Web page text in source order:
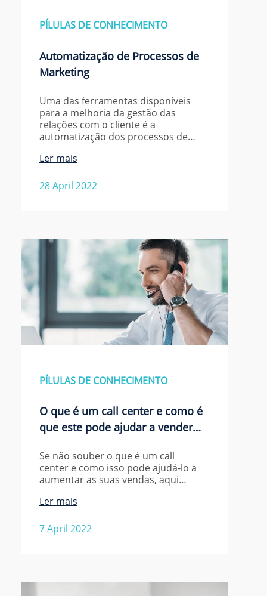
PÍLULAS DE CONHECIMENTO
Automatização de Processos de
Marketing
Uma das ferramentas disponíveis
para a melhoria da gestão das
relações com o cliente é a
automatização dos processos de…
28 April 2022
Ler mais
PÍLULAS DE CONHECIMENTO
O que é um call center e como é
que este pode ajudar a vender…
Se não souber o que é um call
center e como isso pode ajudá-lo a
aumentar as suas vendas, aqui…
7 April 2022
Ler mais